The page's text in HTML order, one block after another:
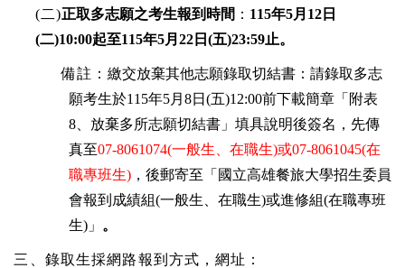
(二)正取多志願之考生報到時間 ： 115年5月 12 日
(二)10:00起至115年5月 22 日 (五)23:59止。
備註 ： 繳交放棄其他志願錄取切結書：請錄取多志
願考生於115年5月 8日 (五)12:00前下載簡章「附表
8 、放棄多所志願切結書」填具說明後簽名，先傳
真至07-8061074(一般生、在職生)或07-8061045(在
職專班生) ，後郵寄至「國立高雄餐旅大學招生委員
會報到成績組(一般生、在職生)或進修組(在職專班
生) 」 。
三、 錄取生採網路報到方式，網址：